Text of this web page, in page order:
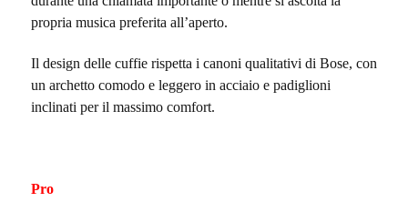
propria musica preferita all’aperto.
Il design delle cuffie rispetta i canoni qualitativi di Bose, con
un archetto comodo e leggero in acciaio e padiglioni
inclinati per il massimo comfort.
Pro